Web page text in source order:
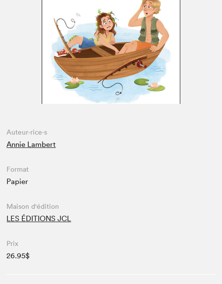
Auteur·rice·s
Annie Lambert
Format
Papier
Maison d'édition
LES ÉDITIONS JCL
Prix
26.95$